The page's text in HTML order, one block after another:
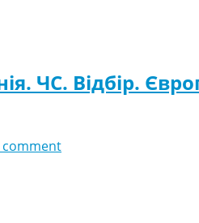
ЧC. Відбір.